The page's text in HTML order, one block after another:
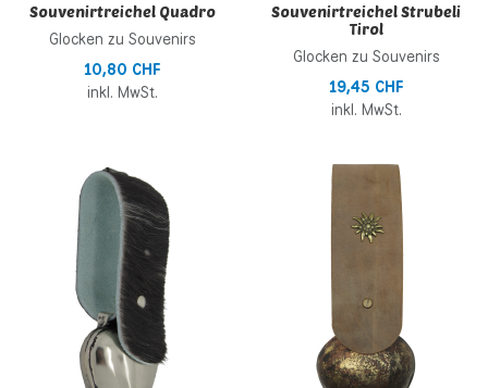
Souvenirtreichel Quadro
Glocken zu Souvenirs
10,80 CHF
inkl. MwSt.
Souvenirtreichel Strubeli
Tirol
Glocken zu Souvenirs
19,45 CHF
inkl. MwSt.
Zur Wunschliste hinzufügen
Zur Vergleichsliste hinzufügen